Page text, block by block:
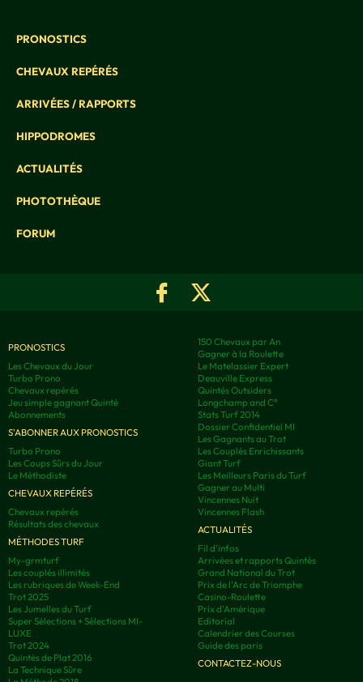
PRONOSTICS
CHEVAUX REPÉRÉS
ARRIVÉES / RAPPORTS
HIPPODROMES
ACTUALITÉS
PHOTOTHÈQUE
FORUM
PRONOSTICS
Les Chevaux du Jour
Turbo Prono
Chevaux repérés
Jeu simple gagnant Quinté
Abonnements
S'ABONNER AUX PRONOSTICS
Turbo Prono
Les Coups Sûrs du Jour
Le Méthodiste
CHEVAUX REPÉRÉS
Chevaux repérés
Résultats des chevaux
MÉTHODES TURF
My-grmturf
Les couplés illimités
Les rubriques de Week-End
Trot 2025
Les Jumelles du Turf
Super Sélections + Sélections MI-
LUXE
Trot 2024
Quintés de Plat 2016
La Technique Sûre
150 Chevaux par An
Gagner à la Roulette
Le Matelassier Expert
Deauville Express
Quintés Outsiders
Longchamp and C°
Stats Turf 2014
Dossier Confidentiel MI
Les Gagnants au Trot
Les Couplés Enrichissants
Giant Turf
Les Meilleurs Paris du Turf
Gagner au Multi
Vincennes Nuit
Vincennes Flash
ACTUALITÉS
Fil d'infos
Arrivées et rapports Quintés
Grand National du Trot
Prix de l'Arc de Triomphe
Casino-Roulette
Prix d'Amérique
Editorial
Calendrier des Courses
Guide des paris
CONTACTEZ-NOUS